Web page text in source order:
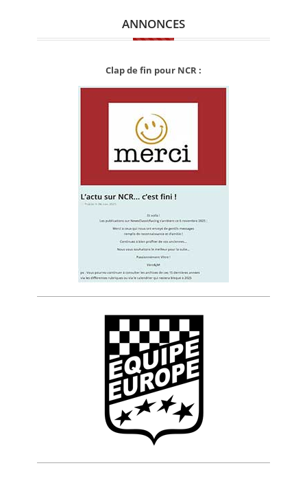
ANNONCES
Clap de fin pour NCR :